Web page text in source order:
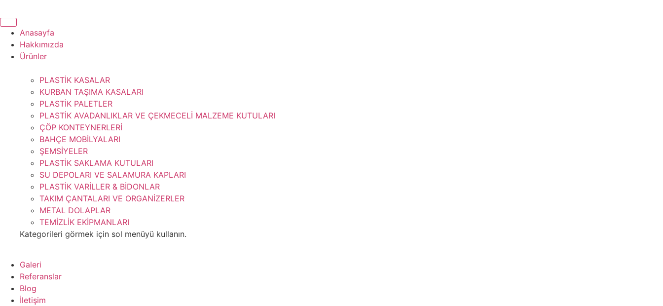
Anasayfa
Hakkımızda
Ürünler
PLASTİK KASALAR
KURBAN TAŞIMA KASALARI
PLASTİK PALETLER
PLASTİK AVADANLIKLAR VE ÇEKMECELİ MALZEME KUTULARI
ÇÖP KONTEYNERLERİ
BAHÇE MOBİLYALARI
ŞEMSİYELER
PLASTİK SAKLAMA KUTULARI
SU DEPOLARI VE SALAMURA KAPLARI
PLASTİK VARİLLER & BİDONLAR
TAKIM ÇANTALARI VE ORGANİZERLER
METAL DOLAPLAR
TEMİZLİK EKİPMANLARI
Kategorileri görmek için sol menüyü kullanın.
Galeri
Referanslar
Blog
İletişim